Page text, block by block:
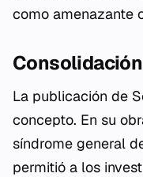
como amenazante
La publicación de
concepto. En su
síndrome general
permitió a los